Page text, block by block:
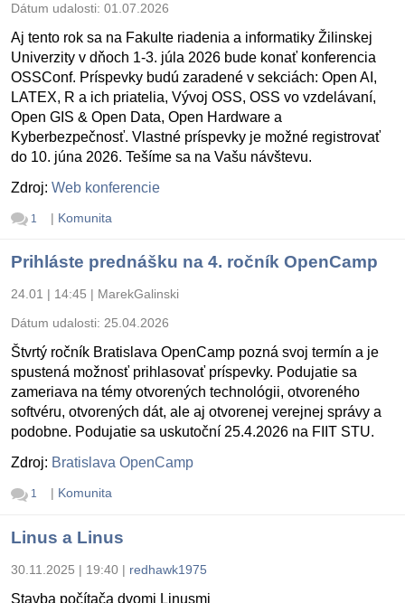
Dátum udalosti: 01.07.2026
Aj tento rok sa na Fakulte riadenia a informatiky Žilinskej
Univerzity v dňoch 1-3. júla 2026 bude konať konferencia
OSSConf. Príspevky budú zaradené v sekciách: Open AI,
LATEX, R a ich priatelia, Vývoj OSS, OSS vo vzdelávaní,
Open GIS & Open Data, Open Hardware a
Kyberbezpečnosť. Vlastné príspevky je možné registrovať
do 10. júna 2026. Tešíme sa na Vašu návštevu.
Zdroj: Web konferencie
1 | Komunita
Prihláste prednášku na 4. ročník OpenCamp
24.01 | 14:45 | MarekGalinski
Dátum udalosti: 25.04.2026
Štvrtý ročník Bratislava OpenCamp pozná svoj termín a je
spustená možnosť prihlasovať príspevky. Podujatie sa
zameriava na témy otvorených technológii, otvoreného
softvéru, otvorených dát, ale aj otvorenej verejnej správy a
podobne. Podujatie sa uskutoční 25.4.2026 na FIIT STU.
Zdroj: Bratislava OpenCamp
1 | Komunita
Linus a Linus
30.11.2025 | 19:40 | redhawk1975
Stavba počítača dvomi Linusmi